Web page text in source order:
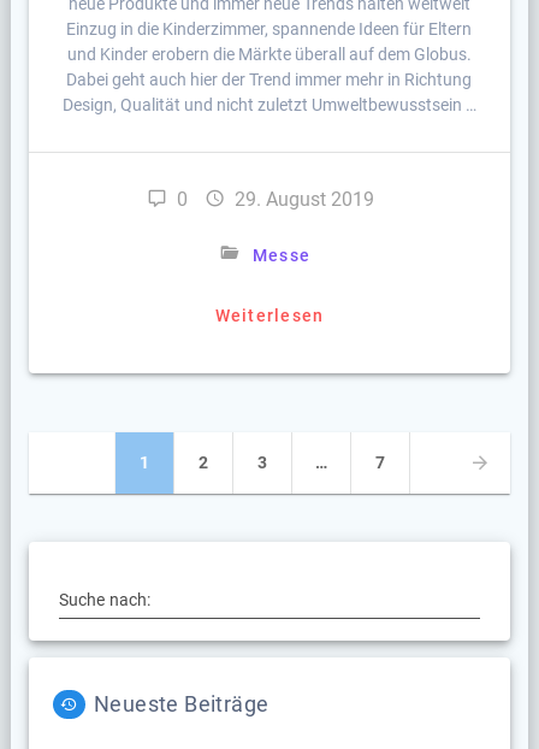
Einzug in die Kinderzimmer, spannende Ideen für Eltern
und Kinder erobern die Märkte überall auf dem Globus.
Dabei geht auch hier der Trend immer mehr in Richtung
Design, Qualität und nicht zuletzt Umweltbewusstsein …
0 29. August 2019
Messe
Weiterlesen
Beitragsnavigation
Seite
1 Seite
2 Seite
3 … Seite
7
Suche nach:
Neueste Beiträge